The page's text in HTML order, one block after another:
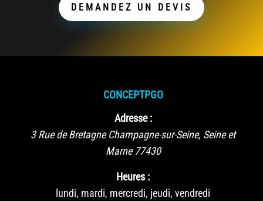
DEMANDEZ UN DEVIS
CONCEPTPGO
Adresse :
3 Rue de Bretagne Champagne-sur-Seine, Seine et
Marne 77430
Heures :
lundi, mardi, mercredi, jeudi, vendredi